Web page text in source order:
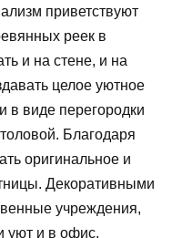
приветствуют
реек в
и на стене, и на
целое уютное
в виде перегородки
Благодаря
оригинальное и
Декоративными
учреждения,
уют и в офис,